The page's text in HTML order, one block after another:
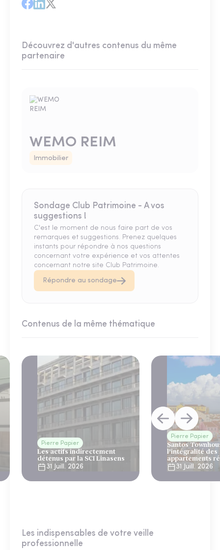
Découvrez d'autres contenus du même
partenaire
WEMO REIM
Immobilier
Sondage Club Patrimoine - A vos
suggestions !
C'est le moment de nous faire part de vos
remarques et suggestions. Prenez quelques
instants pour répondre à nos questions
concernant votre expérience et vos attentes
concernant notre site Club Patrimoine.
Répondre au sondage
Contenus de la même thématique
Pierre Papier
Les actifs indirectement
détenus par la SCI Linasens
31 Juill. 2026
Pierre Papier
Santos
l’intégralité des
appartements
Lisbonne
31 Juill. 2026
Les indispensables de votre veille
professionnelle